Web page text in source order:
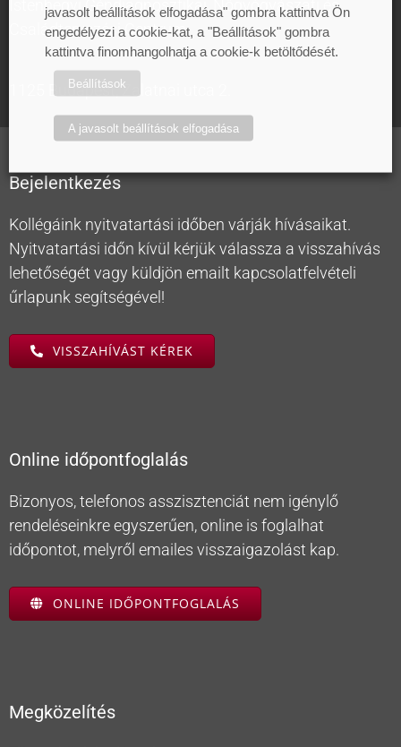
Istenhegyi Géndiagnosztikai, Nőgyógyászati és
Családtervezési Centrum
1125 Budapest, Zalatnai utca 2.
Bejelentkezés
Kollégáink nyitvatartási időben várják hívásaikat.
Nyitvatartási időn kívül kérjük válassza a visszahívás
lehetőségét vagy küldjön emailt kapcsolatfelvételi
űrlapunk segítségével!
VISSZAHÍVÁST KÉREK
Online időpontfoglalás
Bizonyos, telefonos asszisztenciát nem igénylő
rendeléseinkre egyszerűen, online is foglalhat
időpontot, melyről emailes visszaigazolást kap.
ONLINE IDŐPONTFOGLALÁS
Megközelítés
javasolt beállítások elfogadása" gombra kattintva Ön
engedélyezi a cookie-kat, a "Beállítások" gombra
kattintva finomhangolhatja a cookie-k betöltődését.
Beállítások
A javasolt beállítások elfogadása